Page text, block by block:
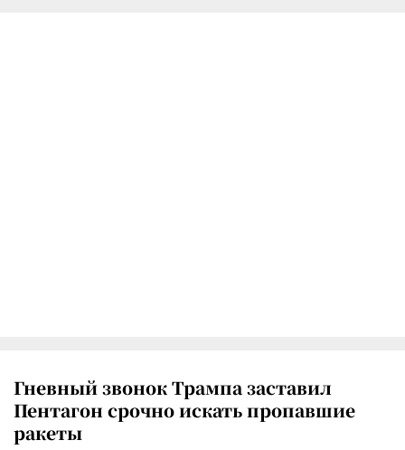
Гневный звонок Трампа заставил
Пентагон срочно искать пропавшие
ракеты